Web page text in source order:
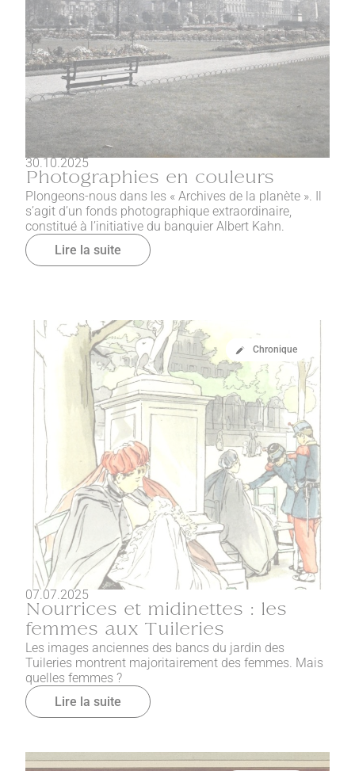
30.10.2025
Photographies en couleurs
Plongeons-nous dans les « Archives de la planète ». Il
s’agit d’un fonds photographique extraordinaire,
constitué à l’initiative du banquier Albert Kahn.
Lire la suite
Chronique
07.07.2025
Nourrices et midinettes : les
femmes aux Tuileries
Les images anciennes des bancs du jardin des
Tuileries montrent majoritairement des femmes. Mais
quelles femmes ?
Lire la suite